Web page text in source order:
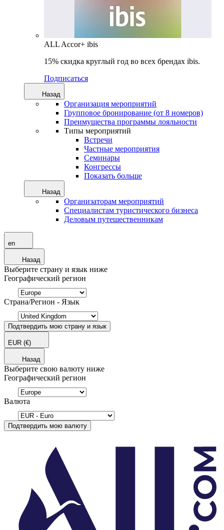
ALL Accor+ ibis
15% скидка круглый год во всех брендах ibis.
Подписаться
Назад
Организация мероприятий
Групповое бронирование (от 8 номеров)
Преимущества программы лояльности
Типы мероприятий
Встречи
Частные мероприятия
Семинары
Конгрессы
Показать больше
Назад
Организаторам мероприятий
Специалистам туристического бизнеса
Деловым путешественникам
en
Назад
Выберите страну и язык ниже
Географический регион
Страна/Регион - Язык
Подтвердить мою страну и язык
EUR (€)
Назад
Выберите свою валюту ниже
Географический регион
Валюта
Подтвердить мою валюту